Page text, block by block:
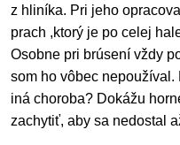
z hliníka. Pri jeho
prach ,ktorý je po celej
Osobne pri brúsení vždy
som ho vôbec
iná choroba? Dokážu
zachytiť, aby sa nedostal